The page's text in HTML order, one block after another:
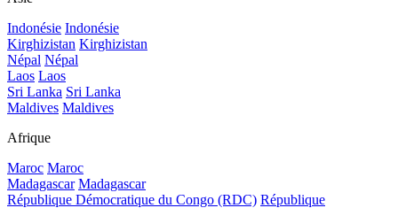
Indonésie Indonésie
Kirghizistan Kirghizistan
Népal Népal
Laos Laos
Sri Lanka Sri Lanka
Maldives Maldives
Afrique
Maroc Maroc
Madagascar Madagascar
République Démocratique du Congo (RDC) République